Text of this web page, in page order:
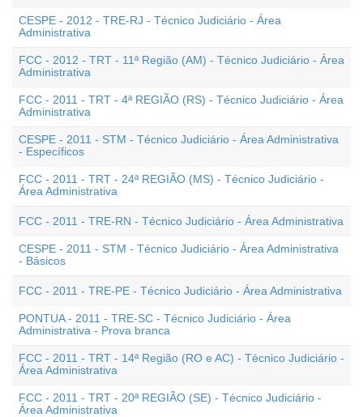
CESPE - 2012 - TRE-RJ - Técnico Judiciário - Área
Administrativa
FCC - 2012 - TRT - 11ª Região (AM) - Técnico Judiciário - Área
Administrativa
FCC - 2011 - TRT - 4ª REGIÃO (RS) - Técnico Judiciário - Área
Administrativa
CESPE - 2011 - STM - Técnico Judiciário - Área Administrativa
- Específicos
FCC - 2011 - TRT - 24ª REGIÃO (MS) - Técnico Judiciário -
Área Administrativa
FCC - 2011 - TRE-RN - Técnico Judiciário - Área Administrativa
CESPE - 2011 - STM - Técnico Judiciário - Área Administrativa
- Básicos
FCC - 2011 - TRE-PE - Técnico Judiciário - Área Administrativa
PONTUA - 2011 - TRE-SC - Técnico Judiciário - Área
Administrativa - Prova branca
FCC - 2011 - TRT - 14ª Região (RO e AC) - Técnico Judiciário -
Área Administrativa
FCC - 2011 - TRT - 20ª REGIÃO (SE) - Técnico Judiciário -
Área Administrativa